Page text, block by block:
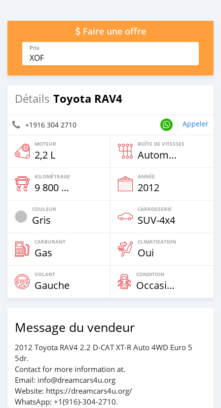
Faire une offre
Prix
XOF
Détails Toyota RAV4
+1916 304 2710 Appeler
MOTEUR
2,2 L
BOÎTE DE VITESSES
Automatique
KILOMÉTRAGE
9 800 Km
ANNÉE
2012
COULEUR
Gris
CARROSSERIE
SUV‒4x4
CARBURANT
Gas
CLIMATISATION
Oui
VOLANT
Gauche
CONDITION
Occasion
Message du vendeur
2012 Toyota RAV4 2.2 D-CAT XT-R Auto 4WD Euro 5
5dr.
Contact for more information at.
Email: info@dreamcars4u.org
Website: https://dreamcars4u.org/
WhatsApp: ‪+1(916)-304-2710‬.